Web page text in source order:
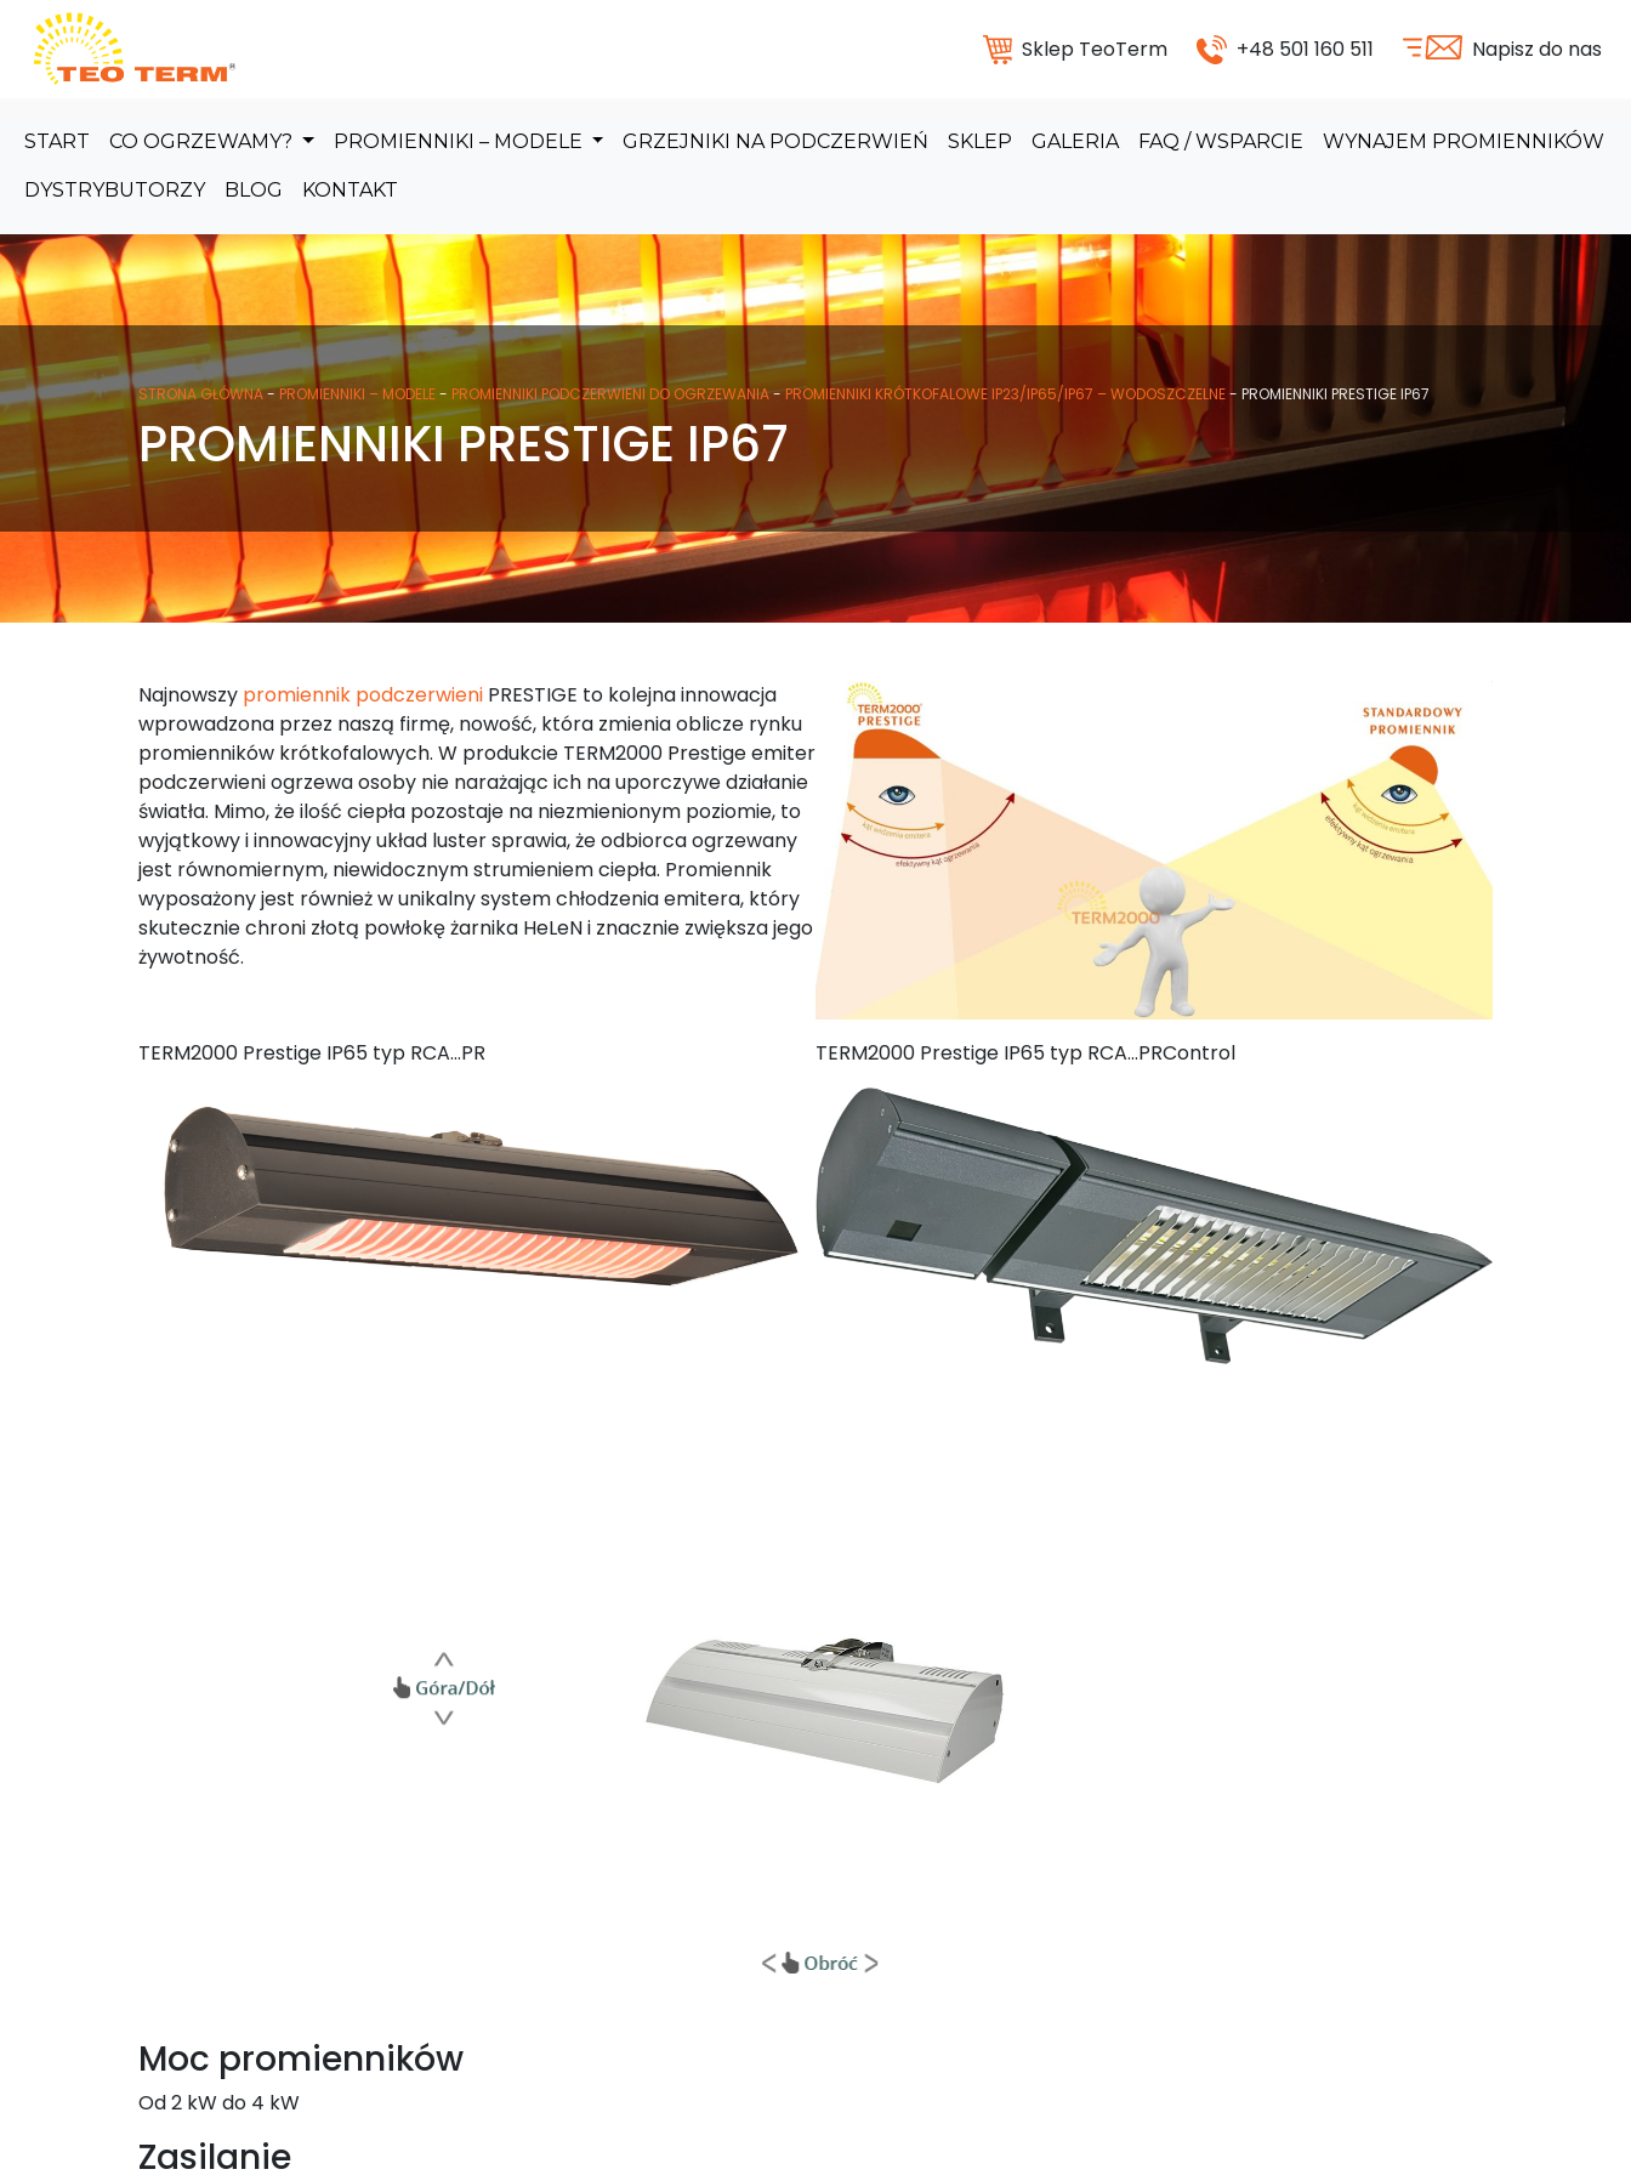
Skip to main content
Sklep TeoTerm
+48 501 160 511 Napisz do nas
START CO OGRZEWAMY? PROMIENNIKI – MODELE GRZEJNIKI NA PODCZERWIEŃ SKLEP GALERIA FAQ / WSPARCIE WYNAJEM PROMIENNIKÓW
DYSTRYBUTORZY BLOG KONTAKT
STRONA GŁÓWNA-PROMIENNIKI – MODELE- PROMIENNIKI PODCZERWIENI DO OGRZEWANIA- PROMIENNIKI KRÓTKOFALOWE IP23/IP65/IP67 – WODOSZCZELNE- PROMIENNIKI PRESTIGE IP67
PROMIENNIKI PRESTIGE IP67
Najnowszy promiennik podczerwieni PRESTIGE to kolejna innowacja
wprowadzona przez naszą firmę, nowość, która zmienia oblicze rynku
promienników krótkofalowych. W produkcie TERM2000 Prestige emiter
podczerwieni ogrzewa osoby nie narażając ich na uporczywe działanie
światła. Mimo, że ilość ciepła pozostaje na niezmienionym poziomie, to
wyjątkowy i innowacyjny układ luster sprawia, że odbiorca ogrzewany
jest równomiernym, niewidocznym strumieniem ciepła. Promiennik
wyposażony jest również w unikalny system chłodzenia emitera, który
skutecznie chroni złotą powłokę żarnika HeLeN i znacznie zwiększa jego
żywotność.
TERM2000 Prestige IP65 typ RCA…PR TERM2000 Prestige IP65 typ RCA…PRControl
Moc promienników
Od 2 kW do 4 kW
Zasilanie